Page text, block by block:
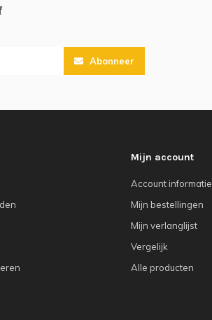
Abonneer
Mijn account
Account informatie
Mijn bestellingen
Mijn verlanglijst
Vergelijk
Alle producten